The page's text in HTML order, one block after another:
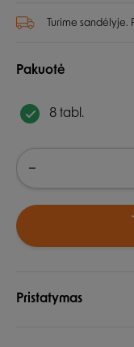
Turime
Pakuotė
8 tabl.
Pristatymas